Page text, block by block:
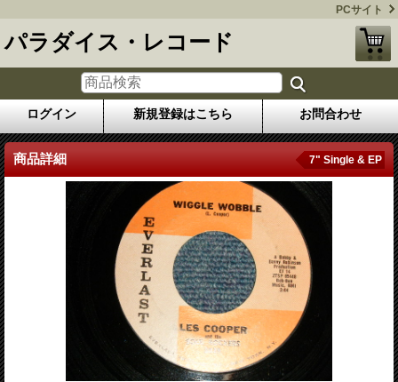
PCサイト
パラダイス・レコード
ログイン 新規登録はこちら お問合わせ
商品詳細 7" Single & EP